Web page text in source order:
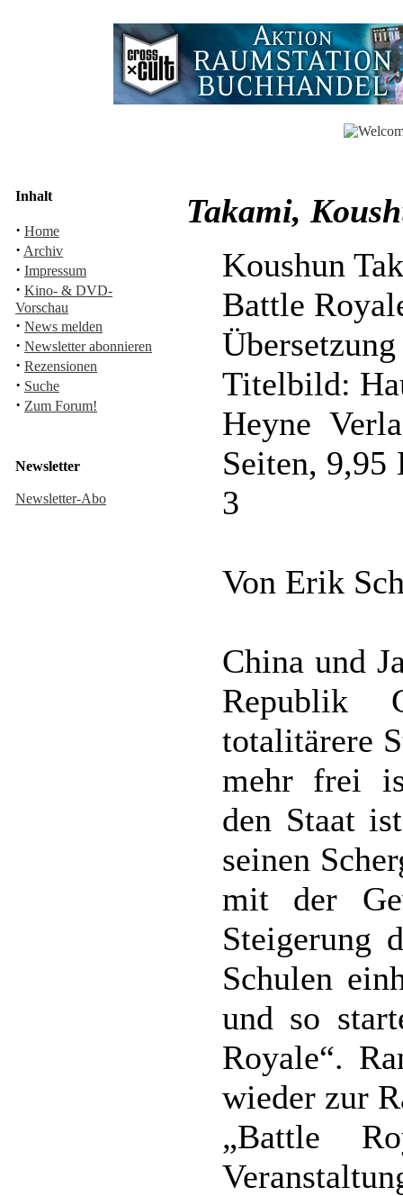
Inhalt
· Home
· Archiv
· Impressum
· Kino- & DVD-
Vorschau
· News melden
· Newsletter abonnieren
· Rezensionen
· Suche
· Zum Forum!
Newsletter
Newsletter-Abo
Takami,
Koushun
Battle
Titelbild:
Heyne
Seiten,
3
Von Erik
China und
Republik
totalitärere
mehr frei
den Staat
seinen
mit der
Steigerung
Schulen
und so
Royale“.
wieder zur
„Battle